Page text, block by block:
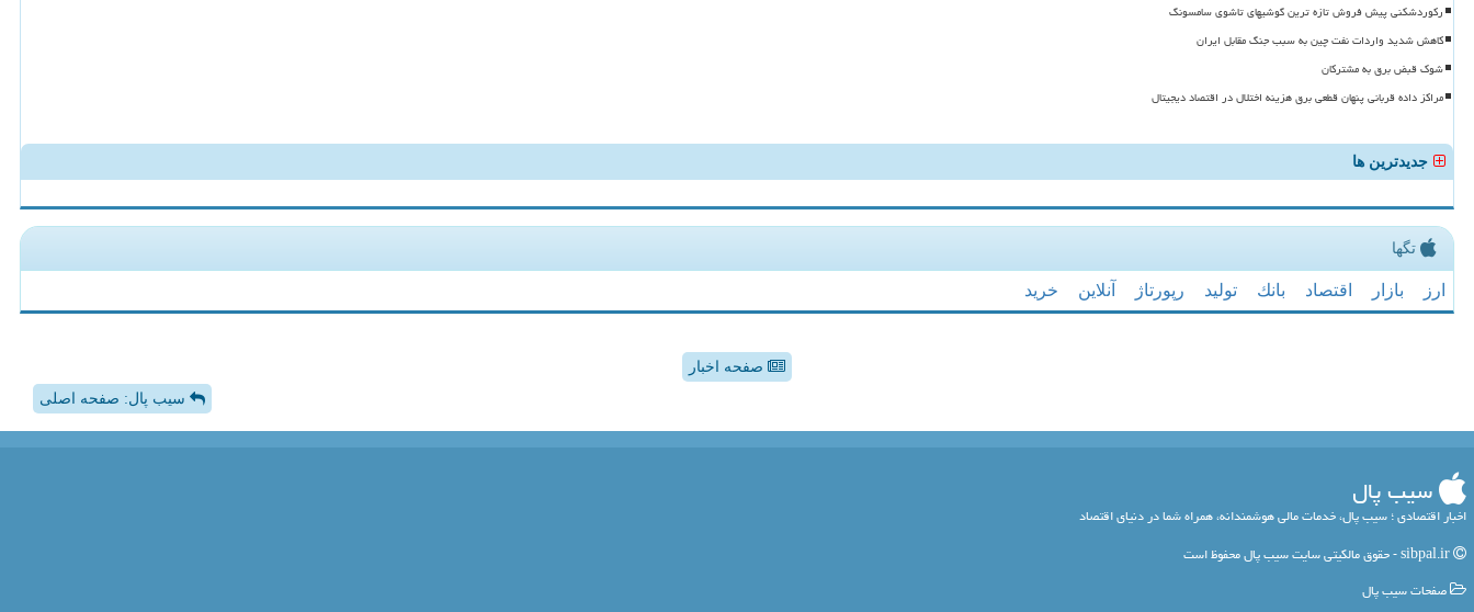
رکوردشکنی پیش فروش تازه ترین گوشیهای تاشوی سامسونگ
کاهش شدید واردات نفت چین به سبب جنگ مقابل ایران
شوک قبض برق به مشترکان
مراکز داده قربانی پنهان قطعی برق هزینه اختلال در اقتصاد دیجیتال
جدیدترین ها
تگها
ارز بازار اقتصاد بانك تولید رپورتاژ آنلاین خرید
صفحه اخبار
سیب پال: صفحه اصلی
سیب پال
اخبار اقتصادی ؛ سیب پال، خدمات مالی هوشمندانه، همراه شما در دنیای اقتصاد
صفحات سیب پال